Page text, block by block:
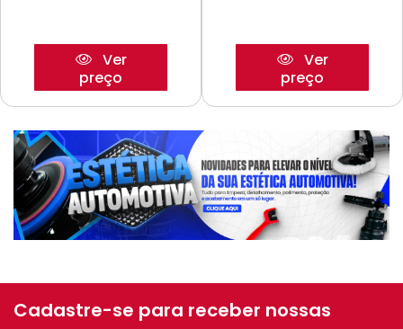
Ver
preço
Ver
preço
Cadastre-se para receber nossas